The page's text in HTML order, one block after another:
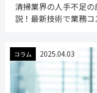
清掃業界の人手不足
説！最新技術で業務
コラム 2025.04.03